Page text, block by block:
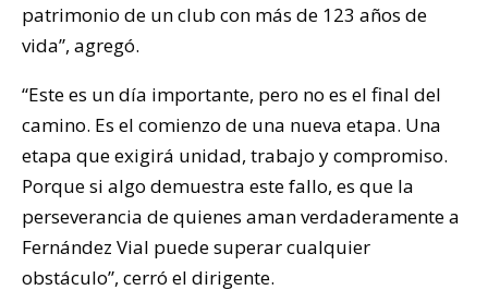
patrimonio de un club con más de 123 años de
vida”, agregó.
“Este es un día importante, pero no es el final del
camino. Es el comienzo de una nueva etapa. Una
etapa que exigirá unidad, trabajo y compromiso.
Porque si algo demuestra este fallo, es que la
perseverancia de quienes aman verdaderamente a
Fernández Vial puede superar cualquier
obstáculo”, cerró el dirigente.